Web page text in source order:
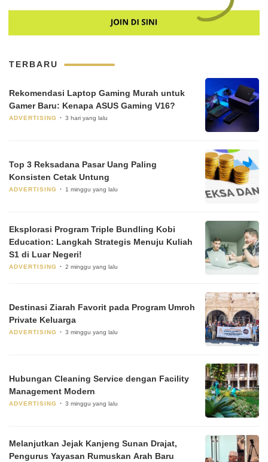
TERBARU
Rekomendasi Laptop Gaming Murah untuk
Gamer Baru: Kenapa ASUS Gaming V16?
ADVERTISING 3 hari yang lalu
Top 3 Reksadana Pasar Uang Paling
Konsisten Cetak Untung
ADVERTISING 1 minggu yang lalu
Eksplorasi Program Triple Bundling Kobi
Education: Langkah Strategis Menuju Kuliah
S1 di Luar Negeri!
ADVERTISING 2 minggu yang lalu
Destinasi Ziarah Favorit pada Program Umroh
Private Keluarga
ADVERTISING 3 minggu yang lalu
Hubungan Cleaning Service dengan Facility
Management Modern
ADVERTISING 3 minggu yang lalu
Melanjutkan Jejak Kanjeng Sunan Drajat,
Pengurus Yayasan Rumuskan Arah Baru